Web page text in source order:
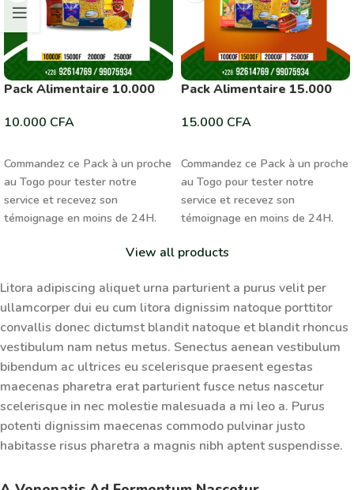
Pack Alimentaire 10.000
10.000 CFA
Commandez ce Pack à un proche
au Togo pour tester notre
service et recevez son
témoignage en moins de 24H.
Pack Alimentaire 15.000
15.000 CFA
Commandez ce Pack à un proche
au Togo pour tester notre
service et recevez son
témoignage en moins de 24H.
View all products
Litora adipiscing aliquet urna parturient a purus velit per
ullamcorper dui eu cum litora dignissim natoque porttitor
convallis donec dictumst blandit natoque et blandit rhoncus
vestibulum nam netus metus. Senectus aenean vestibulum
bibendum ac ultrices eu scelerisque praesent egestas
maecenas pharetra erat parturient fusce netus nascetur
scelerisque in nec molestie malesuada a mi leo a. Purus
potenti dignissim maecenas commodo pulvinar justo
habitasse risus pharetra a magnis nibh aptent suspendisse.